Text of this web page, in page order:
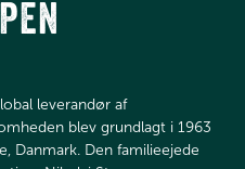
leverandør af
blev grundlagt i 1963
Danmark. Den familieejede